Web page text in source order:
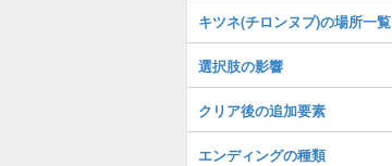
キツネ(チロンヌプ)の場所一覧
選択肢の影響
クリア後の追加要素
エンディングの種類